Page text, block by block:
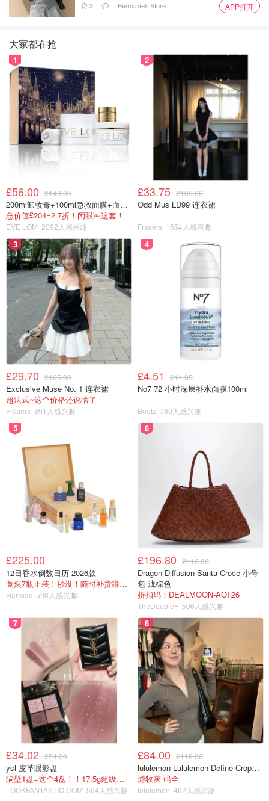
3 Bernardelli Store APP打开
大家都在抢
1
£56.00 £140.00
200ml卸妆膏+100ml急救面膜+面霜+洁颜布
总价值£204=2.7折！闭眼冲这套！
EVE LOM 2092人感兴趣
2
£33.75 £165.00
Odd Mus LD99 连衣裙
Frasers 1654人感兴趣
3
£29.70 £165.00
Exclusive Muse No. 1 连衣裙
超法式~这个价格还说啥了
Frasers 891人感兴趣
4
£4.51 £14.95
No7 72 小时深层补水面膜100ml
Boots 780人感兴趣
5
£225.00
12日香水倒数日历 2026款
竟然7瓶正装！秒没！随时补货蹲！！！
Harrods 598人感兴趣
6
£196.80 £410.00
Dragon Diffusion Santa Croce 小号
包 浅棕色
折扣码：DEALMOON-AOT26
TheDoubleF 506人感兴趣
7
£34.02 £54.00
ysl 皮革眼影盘
隔壁1盘=这个4盘！！17.5g超级大克重
LOOKFANTASTIC.COM 504人感兴趣
8
£84.00 £118.00
lululemon Lululemon Define Cropped Nulu 短夹克
游牧灰 码全
lululemon 462人感兴趣